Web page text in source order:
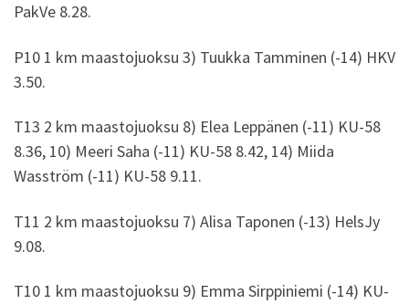
PakVe 8.28.
P10 1 km maastojuoksu 3) Tuukka Tamminen (-14) HKV
3.50.
T13 2 km maastojuoksu 8) Elea Leppänen (-11) KU-58
8.36, 10) Meeri Saha (-11) KU-58 8.42, 14) Miida
Wasström (-11) KU-58 9.11.
T11 2 km maastojuoksu 7) Alisa Taponen (-13) HelsJy
9.08.
T10 1 km maastojuoksu 9) Emma Sirppiniemi (-14) KU-